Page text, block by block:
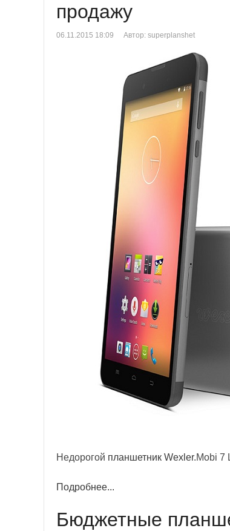
продажу
06.11.2015 18:09 Автор: superplanshet
Недорогой планшетник Wexler.Mobi 7
Подробнее...
Бюджетные